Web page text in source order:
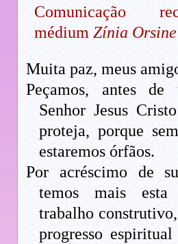
Comunicação
médiumZínia
Muita paz, meus
Peçamos, antes
Senhor Jesus
proteja, porque
estaremos órfãos.
Por acréscimo de
temos mais
trabalho
progresso